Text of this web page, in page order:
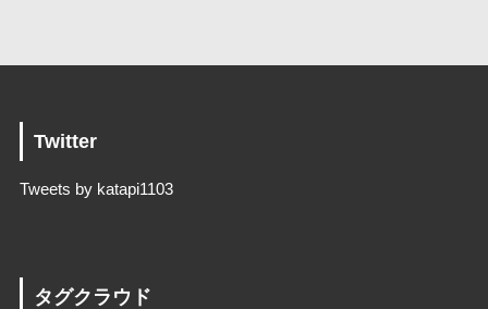
Twitter
Tweets by katapi1103
タグクラウド